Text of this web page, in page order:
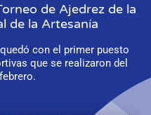
de Ajedrez de la
de la Artesanía
con el primer puesto
que se realizaron del